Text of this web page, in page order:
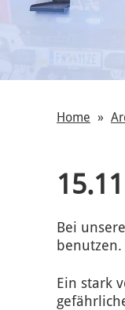
Home
Bei
benutzen.
Ein stark